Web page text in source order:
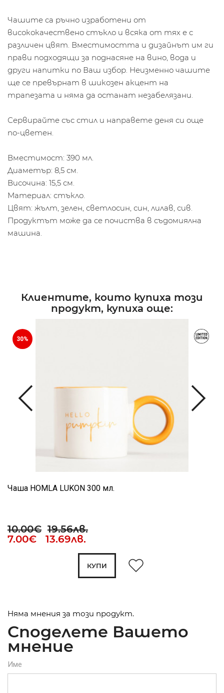
Чашите са ръчно изработени от
висококачествено стъкло и всяка от тях е с
различен цвят. Вместимостта и дизайнът им ги
прави подходящи за поднасяне на вино, вода и
други напитки по Ваш избор. Неизменно чашите
ще се превърнат в шикозен акцент на
трапезата и няма да останат незабелязани.
Сервирайте със стил и направете деня си още
по-цветен.
Вместимост: 390 мл.
Диаметър: 8,5 см.
Височина: 15,5 см.
Материал: стъкло.
Цвят: жълт, зелен, светлосин, син, лилав, сив.
Продуктът може да се почиства в съдомиялна
машина.
Клиентите, които купиха този
продукт, купиха още:
30%
Чаша HOMLA LUKON 300 мл.
10.00€ 19.56лв.
7.00€ 13.69лв.
КУПИ
Няма мнения за този продукт.
Споделете Вашето
мнение
Име